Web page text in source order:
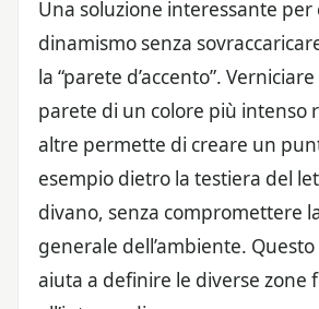
Una soluzione interessante per
dinamismo senza
la “parete d’accento”.
parete di un colore più intenso
altre permette di creare un
esempio dietro la testiera del
divano, senza compromettere
generale dell’ambiente.
aiuta a definire le diverse zone